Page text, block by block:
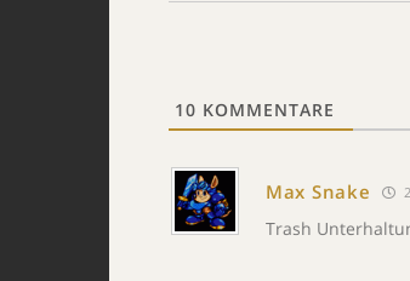
10 KOMMENTARE
Max Snake
Trash